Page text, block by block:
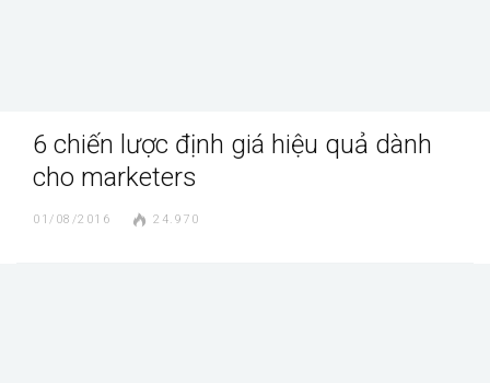
6 chiến lược định giá hiệu quả dành
cho marketers
01/08/2016 24.970